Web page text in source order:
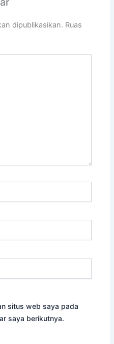
dipublikasikan. Ruas
situs web saya pada
saya berikutnya.